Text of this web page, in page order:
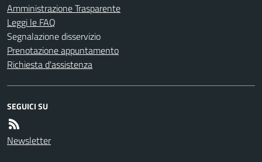
Amministrazione Trasparente
Leggi le FAQ
Segnalazione disservizio
Prenotazione appuntamento
Richiesta d'assistenza
SEGUICI SU
Newsletter